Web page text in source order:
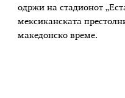
одржи на стадионот
мексиканската
македонско време.